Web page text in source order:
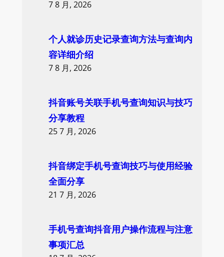
7 8 月, 2026
个人就诊历史记录查询方法与查询内
容详细介绍
7 8 月, 2026
抖音账号关联手机号查询知识与技巧
分享教程
25 7 月, 2026
抖音绑定手机号查询技巧与使用经验
全面分享
21 7 月, 2026
手机号查询抖音用户操作流程与注意
事项汇总